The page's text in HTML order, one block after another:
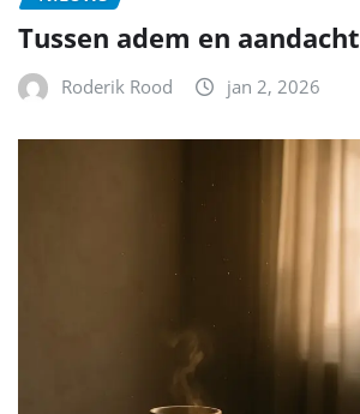
Tussen adem en aandacht
Roderik Rood jan 2, 2026